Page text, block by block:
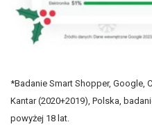
*Badanie Smart Shopper, Google,
Kantar (2020+2019), Polska,
powyżej 18 lat.